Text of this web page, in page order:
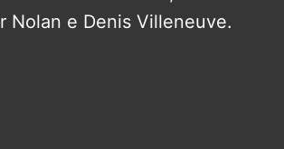
Nolan e Denis Villeneuve.